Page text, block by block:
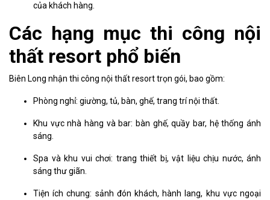
của khách hàng.
Các hạng mục thi công nội
thất resort phổ biến
Biên Long nhận thi công nội thất resort trọn gói, bao gồm:
Phòng nghỉ: giường, tủ, bàn, ghế, trang trí nội thất.
Khu vực nhà hàng và bar: bàn ghế, quầy bar, hệ thống ánh
sáng.
Spa và khu vui chơi: trang thiết bị, vật liệu chịu nước, ánh
sáng thư giãn.
Tiện ích chung: sảnh đón khách, hành lang, khu vực ngoại